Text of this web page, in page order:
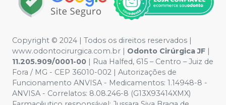
Copyright © 2024 | Todos os direitos reservados |
www.odontocirurgica.com.br | Odonto Cirúrgica JF |
11.205.909/0001-00 | Rua Halfed, 615 – Centro – Juiz de
Fora / MG - CEP 36010-002 | Autorizações de
Funcionamento ANVISA - Medicamentos: 1.14948-8 -
ANVISA - Correlatos: 8.08.246-8 (G13X93414XMX)